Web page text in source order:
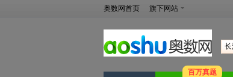
奥数网首页 旗下网站
百万真题